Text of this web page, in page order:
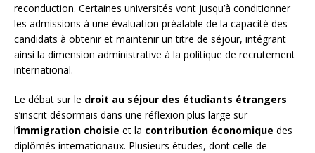
reconduction. Certaines universités vont jusqu’à conditionner
les admissions à une évaluation préalable de la capacité des
candidats à obtenir et maintenir un titre de séjour, intégrant
ainsi la dimension administrative à la politique de recrutement
international.
Le débat sur le droit au séjour des étudiants étrangers
s’inscrit désormais dans une réflexion plus large sur
l’immigration choisie et la contribution économique des
diplômés internationaux. Plusieurs études, dont celle de